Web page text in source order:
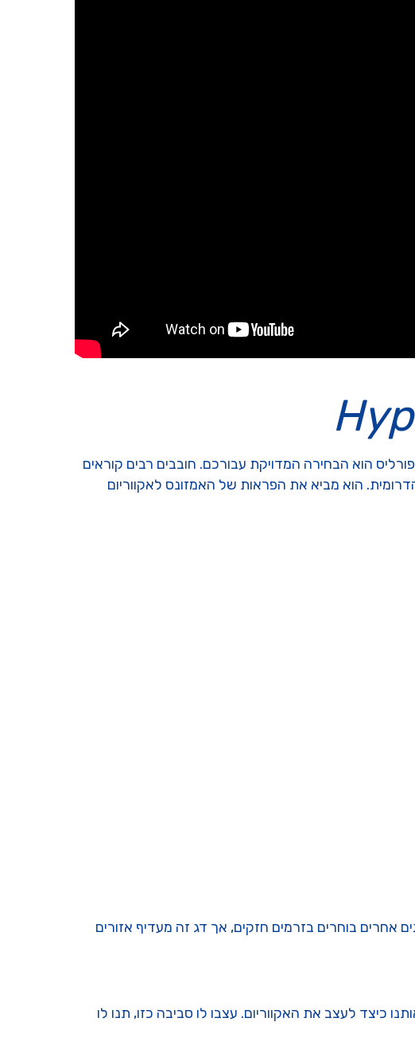
הוא הבחירה המדויקת עבורכם. חובבים רבים קוראים
הוא מביא את הפראות של האמזונס לאקווריום
אחרים בוחרים בזרמים חזקים, אך דג זה מעדיף אזורים
כיצד לעצב את האקווריום. עצבו לו סביבה כזו, תנו לו